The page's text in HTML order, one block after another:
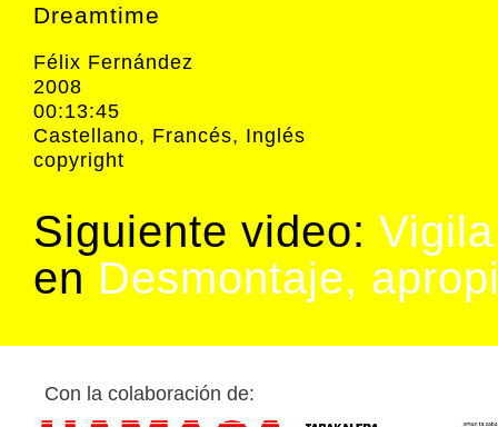
Dreamtime
Félix Fernández
2008
00:13:45
Castellano, Francés, Inglés
copyright
Siguiente video:
en Desmontaje,
Con la colaboración de: